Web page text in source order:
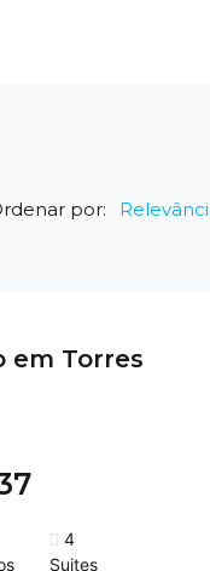
por:
em Torres
4
Suites